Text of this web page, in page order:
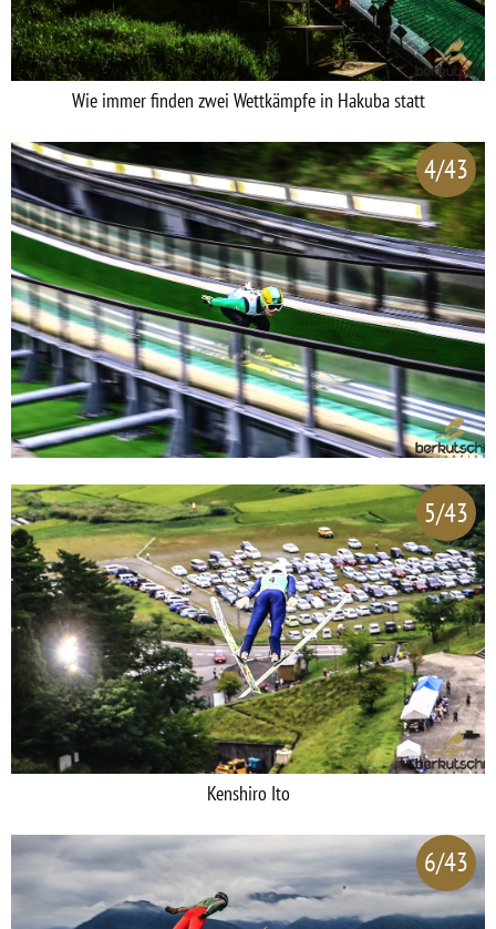
Wie immer finden zwei Wettkämpfe in Hakuba statt
4/43
5/43
Kenshiro Ito
6/43